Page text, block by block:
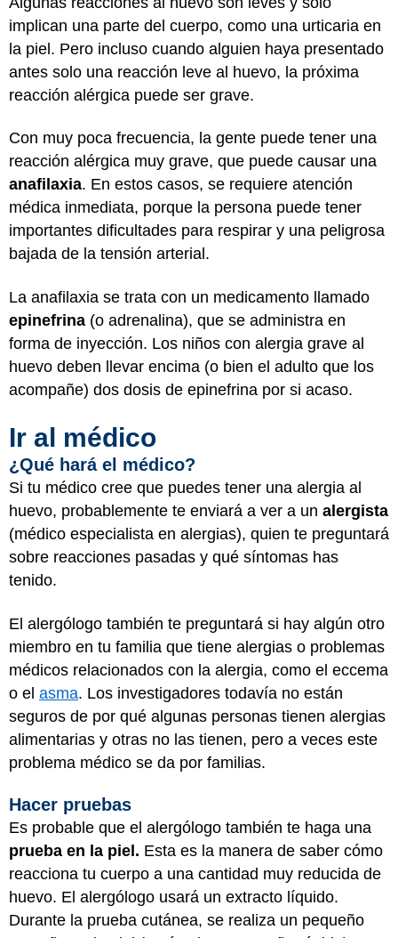
implican una parte del cuerpo, como una urticaria en
la piel. Pero incluso cuando alguien haya presentado
antes solo una reacción leve al huevo, la próxima
reacción alérgica puede ser grave.
Con muy poca frecuencia, la gente puede tener una
reacción alérgica muy grave, que puede causar una
anafilaxia. En estos casos, se requiere atención
médica inmediata, porque la persona puede tener
importantes dificultades para respirar y una peligrosa
bajada de la tensión arterial.
La anafilaxia se trata con un medicamento llamado
epinefrina (o adrenalina), que se administra en
forma de inyección. Los niños con alergia grave al
huevo deben llevar encima (o bien el adulto que los
acompañe) dos dosis de epinefrina por si acaso.
Ir al médico
¿Qué hará el médico?
Si tu médico cree que puedes tener una alergia al
huevo, probablemente te enviará a ver a un alergista
(médico especialista en alergias), quien te preguntará
sobre reacciones pasadas y qué síntomas has
tenido.
El alergólogo también te preguntará si hay algún otro
miembro en tu familia que tiene alergias o problemas
médicos relacionados con la alergia, como el eccema
o el asma. Los investigadores todavía no están
seguros de por qué algunas personas tienen alergias
alimentarias y otras no las tienen, pero a veces este
problema médico se da por familias.
Hacer pruebas
Es probable que el alergólogo también te haga una
prueba en la piel. Esta es la manera de saber cómo
reacciona tu cuerpo a una cantidad muy reducida de
huevo. El alergólogo usará un extracto líquido.
Durante la prueba cutánea, se realiza un pequeño